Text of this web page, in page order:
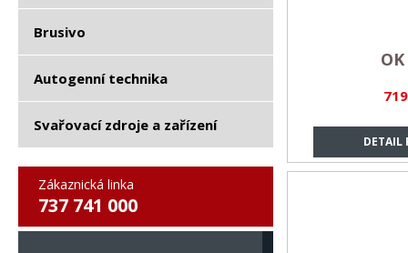
Brusivo
Autogenní technika
Svařovací zdroje a zařízení
Zákaznická linka
737 741 000
DETAIL